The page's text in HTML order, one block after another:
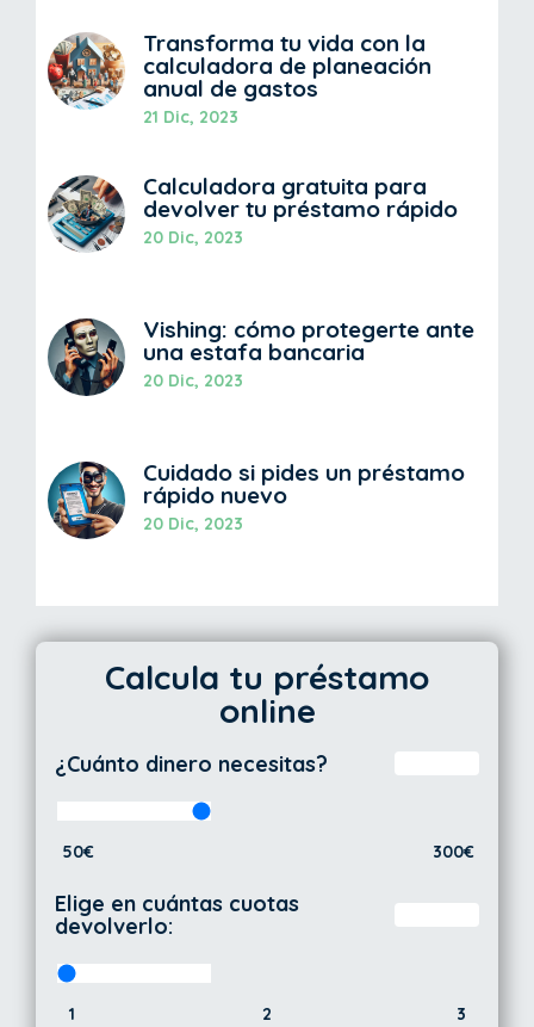
Transforma tu vida con la
calculadora de planeación
anual de gastos
21 Dic, 2023
Calculadora gratuita para
devolver tu préstamo rápido
20 Dic, 2023
Vishing: cómo protegerte ante
una estafa bancaria
20 Dic, 2023
Cuidado si pides un préstamo
rápido nuevo
20 Dic, 2023
Calcula tu préstamo
online
¿Cuánto dinero necesitas?
50€ 300€
Elige en cuántas cuotas
devolverlo:
1 2 3